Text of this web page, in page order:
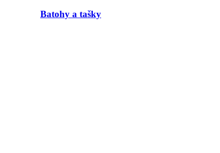
Batohy a tašky